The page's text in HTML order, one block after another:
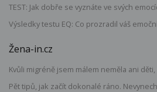
TEST: Jak dobře se vyznáte ve svých
Výsledky testu EQ: Co prozradil váš
Žena-in.cz
Kvůli migréně jsem málem neměla ani
Pět tipů, jak začít dokonalé ráno.